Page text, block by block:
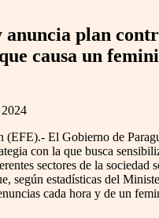
anuncia plan
causa un
(EFE).- El Gobierno de
con la que busca
sectores de la sociedad
según estadísticas del
cada hora y de un